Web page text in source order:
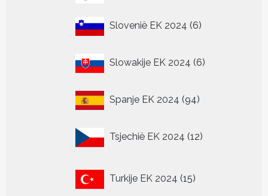
Slovenië EK 2024 66
Slowakije EK 2024 6
producten
Spanje EK 2024 9494
Tsjechië EK 2024 12
producten
Turkije EK 2024 15
producten